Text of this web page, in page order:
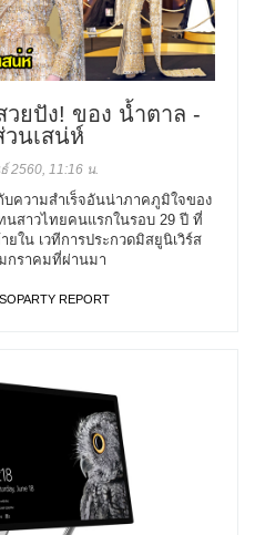
ยปัง! ของ น้ำตาล -
นเสน่ห์
2560, 11:16 น.
บความสำเร็จอันน่าภาคภูมิใจของ
สาวไทยคนแรกในรอบ 29 ปี ที่
ใน เวทีการประกวดมิสยูนิเวิร์ส
กราคมที่ผ่านมา
REPORT